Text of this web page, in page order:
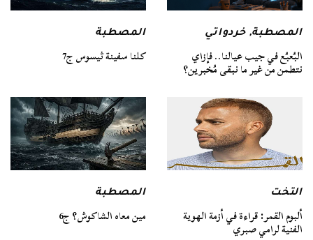
المصطبة,خردواتي
البُعبُع في جيب عيالنا.. فإزاي
نتطمن من غير ما نبقى مُخبرين؟
المصطبة
كلنا سفينة ثيسوس ج7
التخت
ألبوم القمر: قراءة في أزمة الهوية
الفنية لرامي صبري
المصطبة
مين معاه الشاكوش؟ ج6